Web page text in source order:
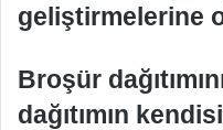
geliştirmelerine
Broşür
dağıtımın